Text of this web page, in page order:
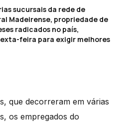
sucursais da rede de
Madeirense, propriedade de
radicados no país,
feira para exigir melhores
que decorreram em várias
os empregados do